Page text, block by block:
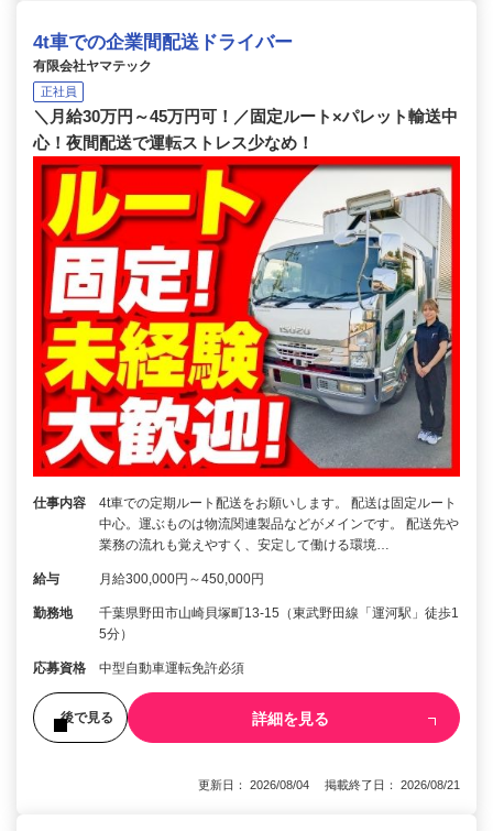
4t車での企業間配送ドライバー
有限会社ヤマテック
正社員
＼月給30万円～45万円可！／固定ルート×パレット輸送中
心！夜間配送で運転ストレス少なめ！
仕事内容
4t車での定期ルート配送をお願いします。 配送は固定ルート
中心。運ぶものは物流関連製品などがメインです。 配送先や
業務の流れも覚えやすく、安定して働ける環境…
給与 月給300,000円～450,000円
勤務地
千葉県野田市山崎貝塚町13-15（東武野田線「運河駅」徒歩1
5分）
応募資格 中型自動車運転免許必須
後で見る 詳細を見る
更新日： 2026/08/04 掲載終了日： 2026/08/21